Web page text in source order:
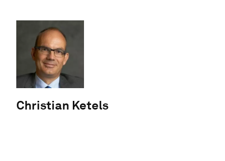
Christian Ketels